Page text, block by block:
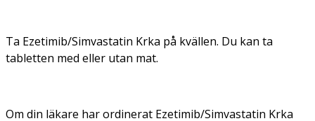
Ta Ezetimib/Simvastatin Krka på kvällen. Du kan ta
tabletten med eller utan mat.
Om din läkare har ordinerat Ezetimib/Simvastatin Krka